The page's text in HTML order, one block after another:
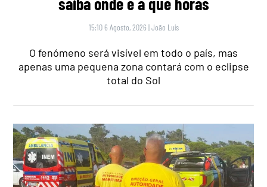
15:10 6 Agosto, 2026 |João Luís
O fenómeno será visível em todo o país, mas
apenas uma pequena zona contará com o eclipse
total do Sol